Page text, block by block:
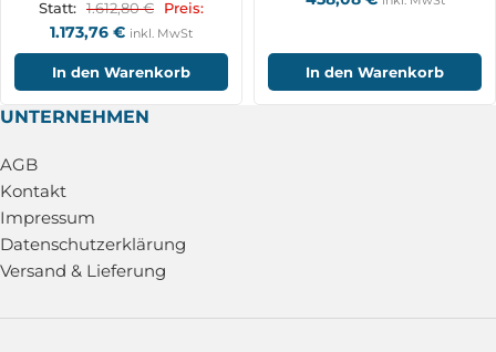
Statt: 1.612,80€ Preis:
1.173,76 € inkl. MwSt
In den Warenkorb In den Warenkorb
UNTERNEHMEN
AGB
Kontakt
Impressum
Datenschutzerklärung
Versand & Lieferung